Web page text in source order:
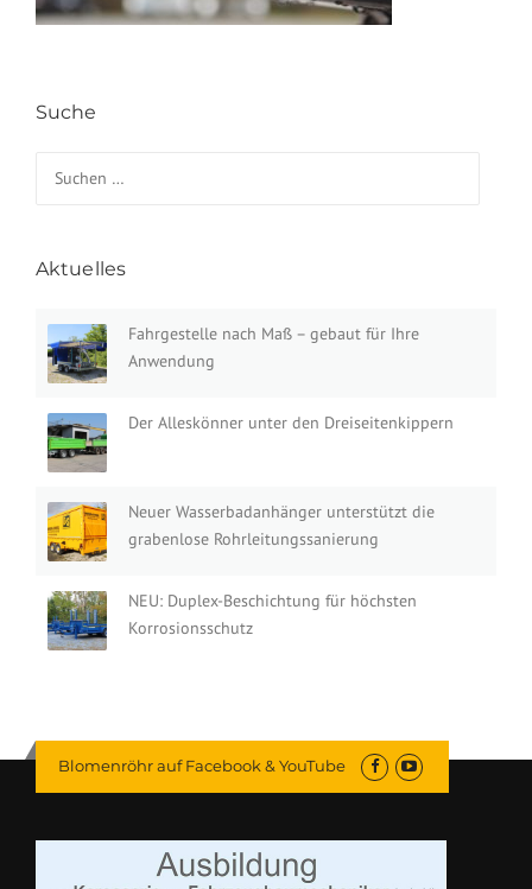
Suche
Aktuelles
Fahrgestelle nach Maß – gebaut für Ihre
Anwendung
Der Alleskönner unter den Dreiseitenkippern
Neuer Wasserbadanhänger unterstützt die
grabenlose Rohrleitungssanierung
NEU: Duplex-Beschichtung für höchsten
Korrosionsschutz
Blomenröhr auf Facebook & YouTube